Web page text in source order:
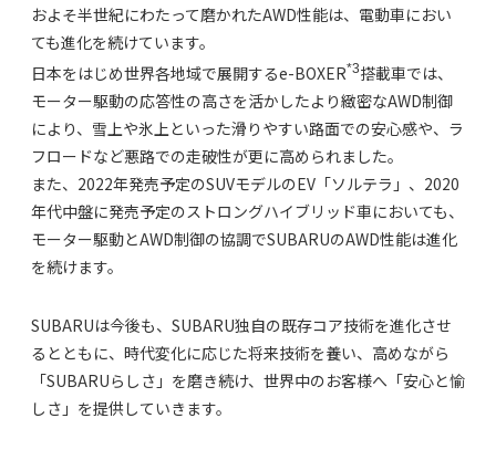
およそ半世紀にわたって磨かれたAWD性能は、電動車におい
ても進化を続けています。
日本をはじめ世界各地域で展開するe-BOXER*3搭載車では、
モーター駆動の応答性の高さを活かしたより緻密なAWD制御
により、雪上や氷上といった滑りやすい路面での安心感や、ラ
フロードなど悪路での走破性が更に高められました。
また、2022年発売予定のSUVモデルのEV「ソルテラ」、2020
年代中盤に発売予定のストロングハイブリッド車においても、
モーター駆動とAWD制御の協調でSUBARUのAWD性能は進化
を続けます。
SUBARUは今後も、SUBARU独自の既存コア技術を進化させ
るとともに、時代変化に応じた将来技術を養い、高めながら
「SUBARUらしさ」を磨き続け、世界中のお客様へ「安心と愉
しさ」を提供していきます。